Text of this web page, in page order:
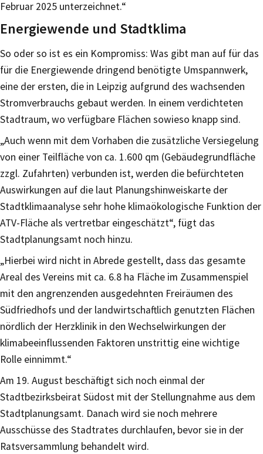
Februar 2025 unterzeichnet.“
Energiewende und Stadtklima
So oder so ist es ein Kompromiss: Was gibt man auf für das
für die Energiewende dringend benötigte Umspannwerk,
eine der ersten, die in Leipzig aufgrund des wachsenden
Stromverbrauchs gebaut werden. In einem verdichteten
Stadtraum, wo verfügbare Flächen sowieso knapp sind.
„Auch wenn mit dem Vorhaben die zusätzliche Versiegelung
von einer Teilfläche von ca. 1.600 qm (Gebäudegrundfläche
zzgl. Zufahrten) verbunden ist, werden die befürchteten
Auswirkungen auf die laut Planungshinweiskarte der
Stadtklimaanalyse sehr hohe klimaökologische Funktion der
ATV-Fläche als vertretbar eingeschätzt“, fügt das
Stadtplanungsamt noch hinzu.
„Hierbei wird nicht in Abrede gestellt, dass das gesamte
Areal des Vereins mit ca. 6.8 ha Fläche im Zusammenspiel
mit den angrenzenden ausgedehnten Freiräumen des
Südfriedhofs und der landwirtschaftlich genutzten Flächen
nördlich der Herzklinik in den Wechselwirkungen der
klimabeeinflussenden Faktoren unstrittig eine wichtige
Rolle einnimmt.“
Am 19. August beschäftigt sich noch einmal der
Stadtbezirksbeirat Südost mit der Stellungnahme aus dem
Stadtplanungsamt. Danach wird sie noch mehrere
Ausschüsse des Stadtrates durchlaufen, bevor sie in der
Ratsversammlung behandelt wird.